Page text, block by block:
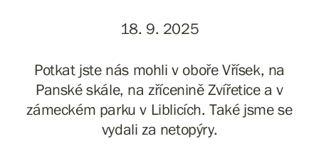
18. 9. 2025
Potkat jste nás mohli v oboře Vřísek, na
Panské skále, na zřícenině Zvířetice a v
zámeckém parku v Liblicích. Také jsme se
vydali za netopýry.